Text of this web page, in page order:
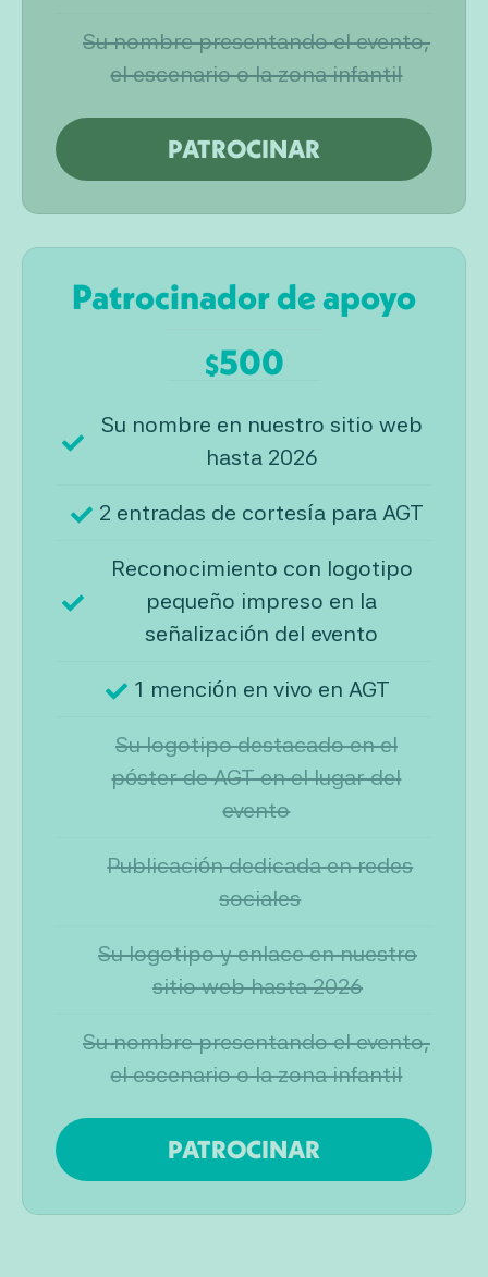
Su nombre presentando el evento,
el escenario o la zona infantil
PATROCINAR
Patrocinador de apoyo
$500
Su nombre en nuestro sitio web
hasta 2026
2 entradas de cortesía para AGT
Reconocimiento con logotipo
pequeño impreso en la
señalización del evento
1 mención en vivo en AGT
Su logotipo destacado en el
póster de AGT en el lugar del
evento
Publicación dedicada en redes
sociales
Su logotipo y enlace en nuestro
sitio web hasta 2026
Su nombre presentando el evento,
el escenario o la zona infantil
PATROCINAR